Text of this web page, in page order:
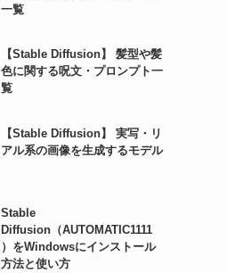
一覧
【Stable Diffusion】 髪型や髪
色に関する呪文・プロンプト一
覧
【Stable Diffusion】 実写・リ
アル系の画像を生成するモデル
Stable
Diffusion（AUTOMATIC1111
）をWindowsにインストール
方法と使い方